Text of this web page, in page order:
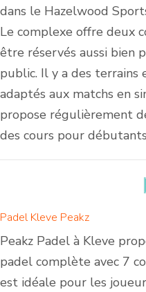
dans le Hazelwood
Le complexe offre deux
être réservés aussi bien
public. Il y a des
adaptés aux matchs en
propose régulièrement
des cours pour
Padel Kleve Peakz
Peakz Padel à Kleve
padel complète avec 7
est idéale pour les